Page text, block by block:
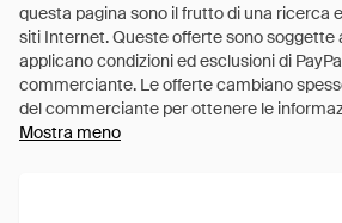
Mostra meno